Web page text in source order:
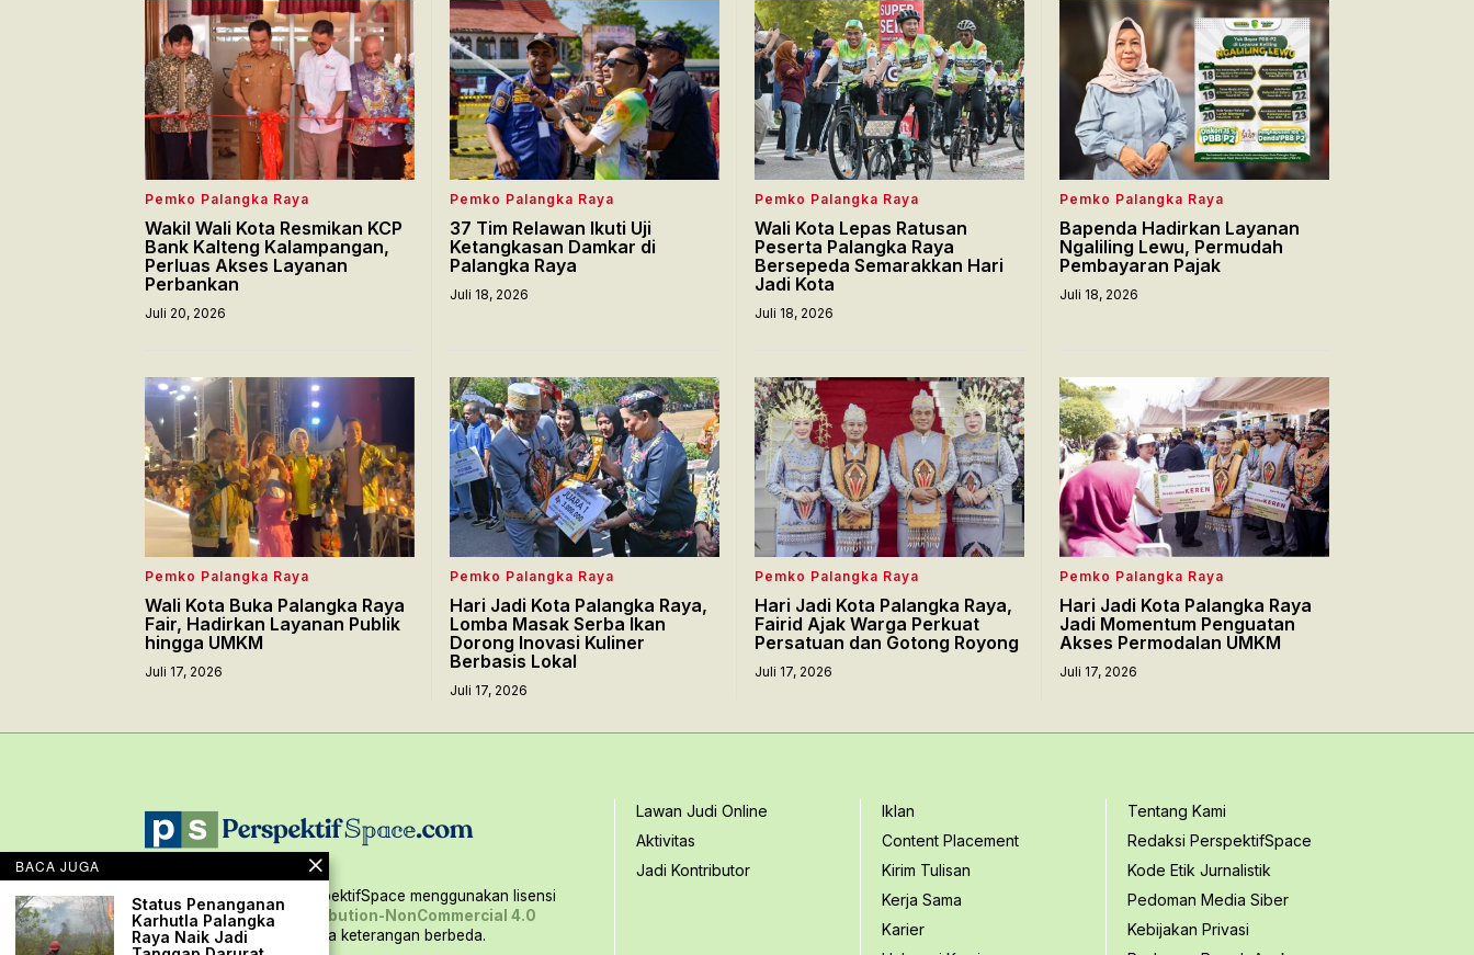
Pemko Palangka Raya
Wakil Wali Kota Resmikan KCP
Bank Kalteng Kalampangan,
Perluas Akses Layanan
Perbankan
Juli 20, 2026
Pemko Palangka Raya
37 Tim Relawan Ikuti Uji
Ketangkasan Damkar di
Palangka Raya
Juli 18, 2026
Pemko Palangka Raya
Wali Kota Lepas Ratusan
Peserta Palangka Raya
Bersepeda Semarakkan Hari
Jadi Kota
Juli 18, 2026
Pemko Palangka Raya
Bapenda Hadirkan Layanan
Ngaliling Lewu, Permudah
Pembayaran Pajak
Juli 18, 2026
Pemko Palangka Raya
Wali Kota Buka Palangka Raya
Fair, Hadirkan Layanan Publik
hingga UMKM
Juli 17, 2026
Pemko Palangka Raya
Hari Jadi Kota Palangka Raya,
Lomba Masak Serba Ikan
Dorong Inovasi Kuliner
Berbasis Lokal
Juli 17, 2026
Pemko Palangka Raya
Hari Jadi Kota Palangka Raya,
Fairid Ajak Warga Perkuat
Persatuan dan Gotong Royong
Juli 17, 2026
Pemko Palangka Raya
Hari Jadi Kota Palangka Raya
Jadi Momentum Penguatan
Akses Permodalan UMKM
Juli 17, 2026
Seluruh konten situs PerspektifSpace menggunakan lisensi
Creative Commons Attribution-NonCommercial 4.0
International,kecuali ada keterangan berbeda.
Lawan Judi Online
Aktivitas
Jadi Kontributor
Iklan
Content Placement
Kirim Tulisan
Kerja Sama
Karier
Tentang Kami
Redaksi PerspektifSpace
Kode Etik Jurnalistik
Pedoman Media Siber
Kebijakan Privasi
BACA JUGA
Status Penanganan
Karhutla Palangka
Raya Naik Jadi